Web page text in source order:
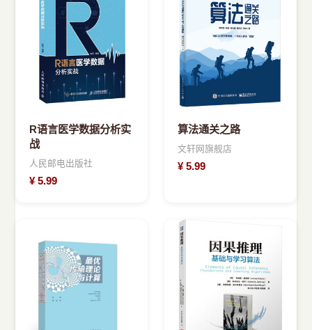
R语言医学数据分析实
战
人民邮电出版社
¥ 5.99
算法通关之路
文轩网旗舰店
¥ 5.99